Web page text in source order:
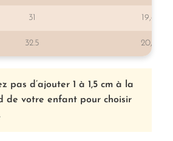
31 19,6
32.5 20,6
pas d’ajouter 1 à 1,5 cm à la
de votre enfant pour choisir